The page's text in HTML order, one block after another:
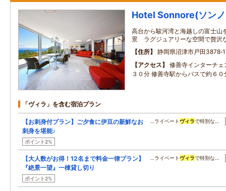
Hotel Sonnore(ソン
高台から駿河湾と海越しの富士
景 ラグジュアリーな空間で贅沢
住所
静岡県沼津市戸田
アクセス
修善寺インターチ
３０分 修善寺駅からバスで約６０
「ヴィラ」を含む宿泊プラン
【お刺身付プラン】ご夕食に伊豆の新鮮なお
刺身を堪能♪
ポイント2%
…ライベート ヴィラで特別な…
【大人数がお得！12名まで料金一律プラン】
『絶景一望』一棟貸し切り
ポイント2%
…ライベート ヴィラで特別な…